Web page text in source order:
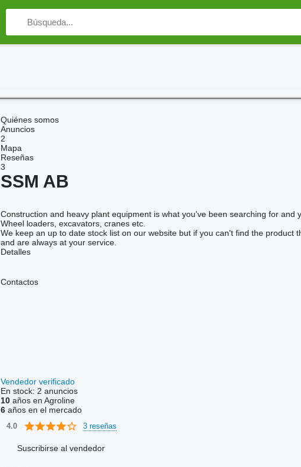
Quiénes somos
Anuncios
2
Mapa
Reseñas
3
SSM AB
Construction and heavy plant equipment is what you've been searching for
Wheel loaders, excavators, cranes etc.
We keep an up to date stock list on our website but if you can't find the
and are always at your service.
Detalles
Contactos
Vendedor verificado
En stock: 2 anuncios
10años en Agroline
6años en el mercado
4.0 3 reseñas
Suscribirse al vendedor